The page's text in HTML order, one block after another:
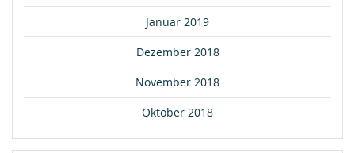
Januar 2019
Dezember 2018
November 2018
Oktober 2018